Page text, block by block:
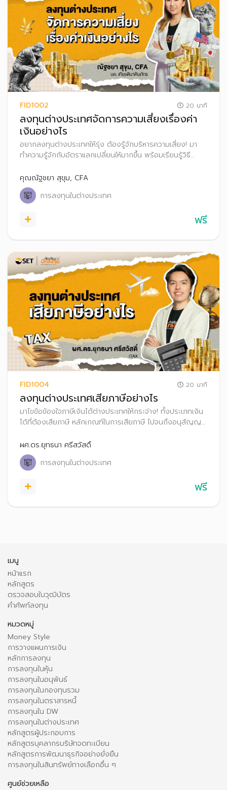
FID1002 20 นาที
ลงทุนต่างประเทศจัดการความเสี่ยงเรื่องค่า
เงินอย่างไร
อยากลงทุนต่างประเทศให้รุ่ง ต้องรู้จักบริหารความเสี่ยง! มา
ทำความรู้จักกับอัตราแลกเปลี่ยนให้มากขึ้น พร้อมเรียนรู้วิธี
และมีประสิทธิภาพ
คุณณัฐชยา สุขุม, CFA
การลงทุนในต่างประเทศ
ฟรี
FID1004 20 นาที
ลงทุนต่างประเทศเสียภาษีอย่างไร
มาไขข้อข้องใจภาษีเงินได้ต่างประเทศให้กระจ่าง! ทั้งประเภทเงิน
ได้ที่ต้องเสียภาษี หลักเกณฑ์ในการเสียภาษี ไปจนถึงอนุสัญญา
ต้อง จะได้ลงทุนได้อย่างมั่นใจ ไม่ต้องกังวลเรื่องภาษีอีกต่อไป
ผศ.ดร.ยุทธนา ศรีสวัสดิ์
การลงทุนในต่างประเทศ
ฟรี
เมนู
หน้าแรก
หลักสูตร
ตรวจสอบใบวุฒิบัตร
คำศัพท์ลงทุน
หมวดหมู่
Money Style
การวางแผนการเงิน
หลักการลงทุน
การลงทุนในหุ้น
การลงทุนในอนุพันธ์
การลงทุนในกองทุนรวม
การลงทุนในตราสารหนี้
การลงทุนใน DW
การลงทุนในต่างประเทศ
หลักสูตรผู้ประกอบการ
หลักสูตรบุคลากรบริษัทจดทะเบียน
หลักสูตรการพัฒนาธุรกิจอย่างยั่งยืน
การลงทุนในสินทรัพย์ทางเลือกอื่น ๆ
ศูนย์ช่วยเหลือ